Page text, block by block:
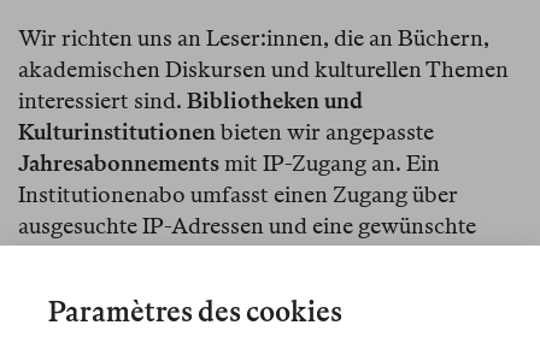
Wir richten uns an Leser:innen, die an Büchern,
akademischen Diskursen und kulturellen Themen
interessiert sind. Bibliotheken und
Kulturinstitutionenbieten wir angepasste
Jahresabonnementsmit IP-Zugang an. Ein
Institutionenabo umfasst einen Zugang über
ausgesuchte IP-Adressen und eine gewünschte
Institution. Viele Institutionen führen uns schon:
Paramètres des cookies